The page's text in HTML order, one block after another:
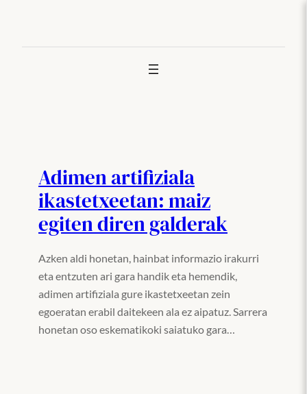
Adimen artifiziala
ikastetxeetan: maiz
egiten diren galderak
Azken aldi honetan, hainbat informazio irakurri
eta entzuten ari gara handik eta hemendik,
adimen artifiziala gure ikastetxeetan zein
egoeratan erabil daitekeen ala ez aipatuz. Sarrera
honetan oso eskematikoki saiatuko gara…